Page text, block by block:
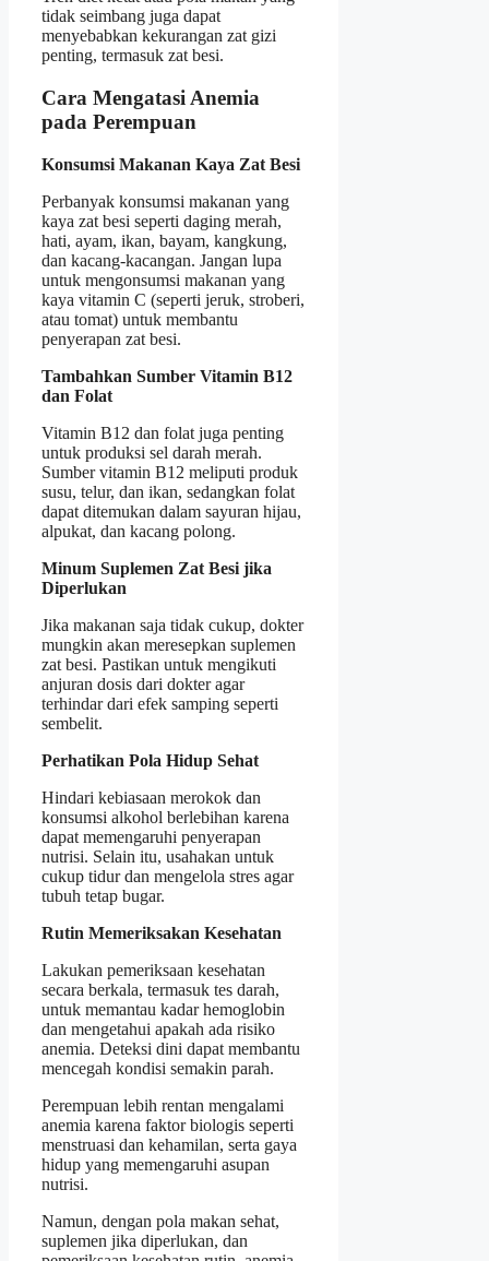
tidak seimbang juga dapat
menyebabkan kekurangan zat gizi
penting, termasuk zat besi.
Cara Mengatasi Anemia
pada Perempuan
Konsumsi Makanan Kaya Zat Besi
Perbanyak konsumsi makanan yang
kaya zat besi seperti daging merah,
hati, ayam, ikan, bayam, kangkung,
dan kacang-kacangan. Jangan lupa
untuk mengonsumsi makanan yang
kaya vitamin C (seperti jeruk, stroberi,
atau tomat) untuk membantu
penyerapan zat besi.
Tambahkan Sumber Vitamin B12
dan Folat
Vitamin B12 dan folat juga penting
untuk produksi sel darah merah.
Sumber vitamin B12 meliputi produk
susu, telur, dan ikan, sedangkan folat
dapat ditemukan dalam sayuran hijau,
alpukat, dan kacang polong.
Minum Suplemen Zat Besi jika
Diperlukan
Jika makanan saja tidak cukup, dokter
mungkin akan meresepkan suplemen
zat besi. Pastikan untuk mengikuti
anjuran dosis dari dokter agar
terhindar dari efek samping seperti
sembelit.
Perhatikan Pola Hidup Sehat
Hindari kebiasaan merokok dan
konsumsi alkohol berlebihan karena
dapat memengaruhi penyerapan
nutrisi. Selain itu, usahakan untuk
cukup tidur dan mengelola stres agar
tubuh tetap bugar.
Rutin Memeriksakan Kesehatan
Lakukan pemeriksaan kesehatan
secara berkala, termasuk tes darah,
untuk memantau kadar hemoglobin
dan mengetahui apakah ada risiko
anemia. Deteksi dini dapat membantu
mencegah kondisi semakin parah.
Perempuan lebih rentan mengalami
anemia karena faktor biologis seperti
menstruasi dan kehamilan, serta gaya
hidup yang memengaruhi asupan
nutrisi.
Namun, dengan pola makan sehat,
suplemen jika diperlukan, dan